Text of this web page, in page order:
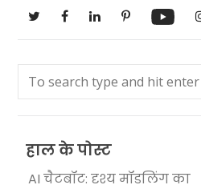
हाल के पोस्ट
AI चैटबॉट: दृश्य मॉडलिंग का